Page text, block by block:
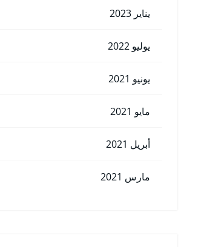
يناير 2023
يوليو 2022
يونيو 2021
مايو 2021
أبريل 2021
مارس 2021